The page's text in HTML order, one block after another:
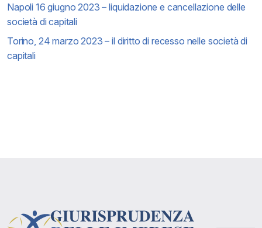
Napoli 16 giugno 2023 – liquidazione e cancellazione delle
società di capitali
Torino, 24 marzo 2023 – il diritto di recesso nelle società di
capitali